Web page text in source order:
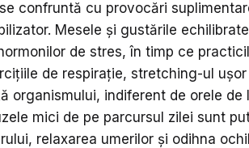
confruntă cu provocări
Mesele și gustările
de stres, în timp ce
de respirație, stretching-ul ușor
organismului, indiferent de orele de
mici de pe parcursul zilei sunt
relaxarea umerilor și odihna